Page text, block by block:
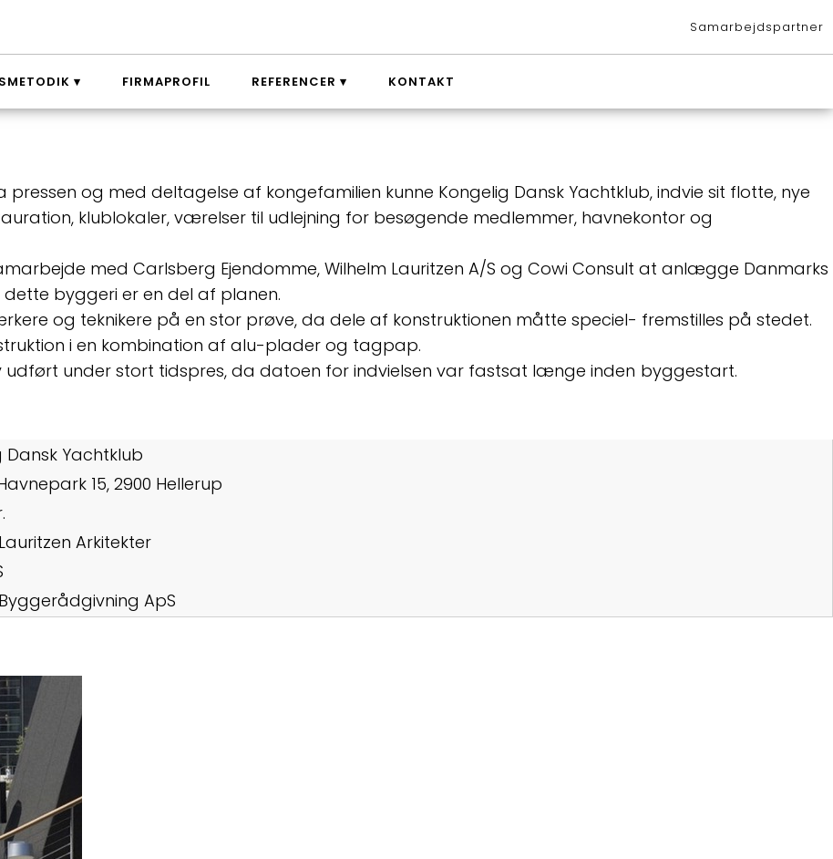
Samarbejdspartner
FIRMAPROFIL REFERENCER KONTAKT
og med deltagelse af kongefamilien kunne Kongelig Dansk Yachtklub, indvie sit flotte, nye
klublokaler, værelser til udlejning for besøgende medlemmer, havnekontor og
med Carlsberg Ejendomme, Wilhelm Lauritzen A/S og Cowi Consult at anlægge Danmarks
byggeri er en del af planen.
og teknikere på en stor prøve, da dele af konstruktionen måtte speciel- fremstilles på stedet.
i en kombination af alu-plader og tagpap.
under stort tidspres, da datoen for indvielsen var fastsat længe inden byggestart.
Dansk Yachtklub
15, 2900 Hellerup
Arkitekter
ApS